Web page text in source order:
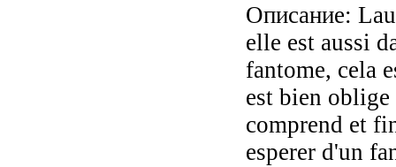
Описание:
elle est aussi
fantome, cela
est bien
comprend et
esperer d'un